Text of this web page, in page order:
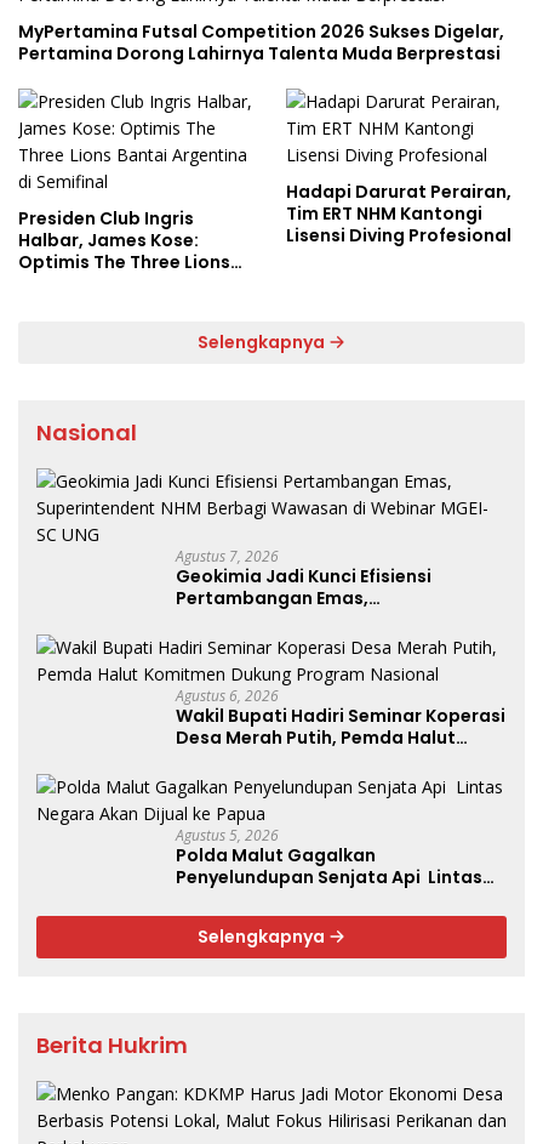
MyPertamina Futsal Competition 2026 Sukses Digelar,
Pertamina Dorong Lahirnya Talenta Muda Berprestasi
Presiden Club Ingris
Halbar, James Kose:
Optimis The Three Lions
Hadapi Darurat Perairan,
Tim ERT NHM Kantongi
Lisensi Diving Profesional
Selengkapnya
Nasional
Agustus 7, 2026
Geokimia Jadi Kunci Efisiensi
Pertambangan Emas,
Wawasan di Webinar MGEI-SC UNG
Agustus 6, 2026
Wakil Bupati Hadiri Seminar Koperasi
Desa Merah Putih, Pemda Halut
Nasional
Agustus 5, 2026
Polda Malut Gagalkan
Penyelundupan Senjata Api Lintas
Selengkapnya
Berita Hukrim